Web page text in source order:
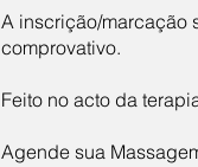
A inscrição/marcação
comprovativo.
Feito no acto da
Agende sua